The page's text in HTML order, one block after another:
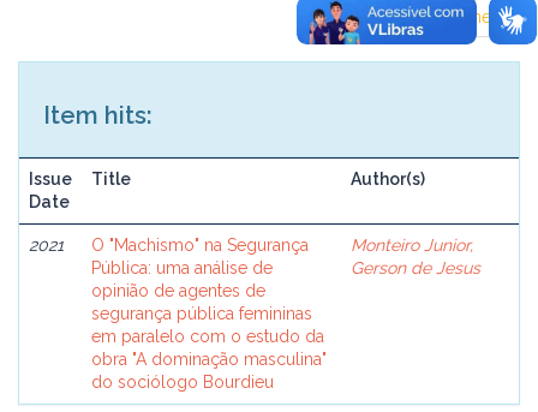
previous 1 next
Item hits:
Issue
Date
Title Author(s)
2021
O "Machismo" na Segurança
Pública: uma análise de
opinião de agentes de
segurança pública femininas
em paralelo com o estudo da
obra "A dominação masculina"
do sociólogo Bourdieu
Monteiro Junior,
Gerson de Jesus